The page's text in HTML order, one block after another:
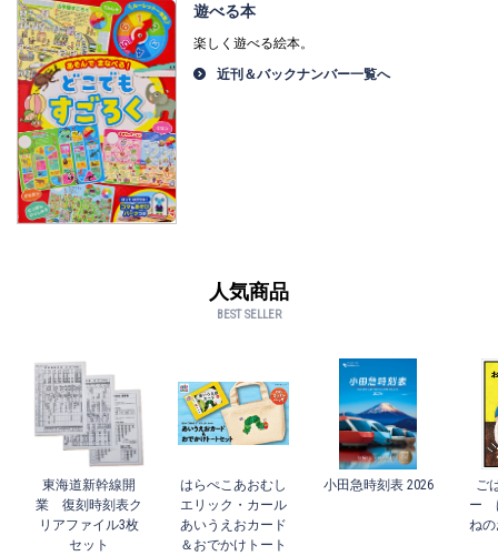
遊べる本
楽しく遊べる絵本。
近刊＆バックナンバー一覧へ
人気商品
BEST SELLER
東海道新幹線開
業 復刻時刻表ク
リアファイル3枚
セット
はらぺこあおむし
エリック・カール
あいうえおカード
＆おでかけトート
小田急時刻表 2026
ご
ー
ね